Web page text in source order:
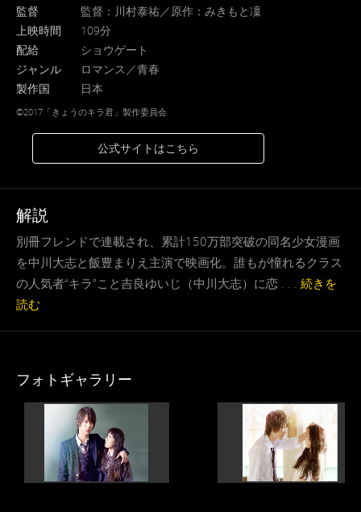
監督
監督：川村泰祐／原作：みきもと凜
上映時間
109分
配給
ショウゲート
ジャンル
ロマンス／青春
製作国
日本
©2017「きょうのキラ君」製作委員会
公式サイトはこちら
解説
別冊フレンドで連載され、累計150万部突破の同名少女漫画
を中川大志と飯豊まりえ主演で映画化。誰もが憧れるクラス
の人気者“キラ”こと吉良ゆいじ（中川大志）に恋 . . . 続きを
読む
フォトギャラリー